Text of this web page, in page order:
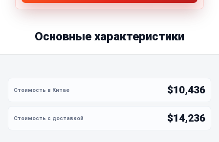
Основные характеристики
$10,436
$14,236